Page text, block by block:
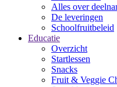
Alles over
De leveringen
Schoolfruitbeleid
Educatie
Overzicht
Startlessen
Snacks
Fruit & Veggie